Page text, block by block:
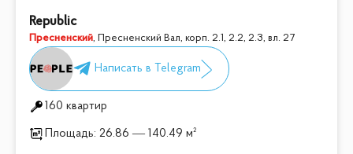
Republic
Пресненский, Пресненский Вал, корп. 2.1, 2.2, 2.3, вл. 27
160 квартир
Площадь: 26.86 — 140.49 м²